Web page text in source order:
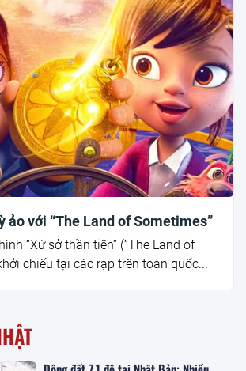
ảo với “The Land of Sometimes”
“Xứ sở thần tiên” (“The Land of
chiếu tại các rạp trên toàn quốc...